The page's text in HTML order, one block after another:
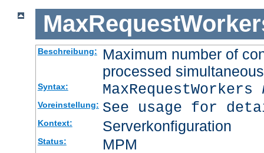
Beschreibung:
Maximum number of
processed
Syntax: MaxRequestWorkers
Voreinstellung: See usage for
Kontext: Serverkonfiguration
Status: MPM